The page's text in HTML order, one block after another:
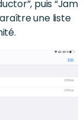
puis “Jam
une liste